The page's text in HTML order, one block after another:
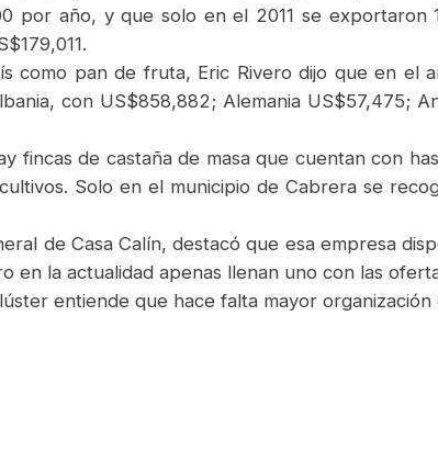
por año, y que solo en el 2011 se exportaron
como pan de fruta, Eric Rivero dijo que en el
con US$858,882; Alemania US$57,475;
fincas de castaña de masa que cuentan con
Solo en el municipio de Cabrera se
de Casa Calín, destacó que esa empresa
en la actualidad apenas llenan uno con las
entiende que hace falta mayor